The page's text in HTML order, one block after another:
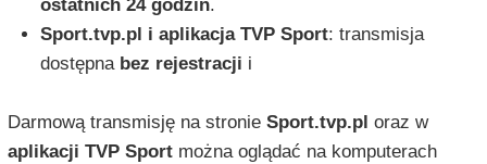
ostatnich 24 godzin.
Sport.tvp.pl i aplikacja TVP Sport: transmisja
dostępna bez rejestracji i
Darmową transmisję na stronie Sport.tvp.pl oraz w
aplikacji TVP Sportmożna oglądać na komputerach